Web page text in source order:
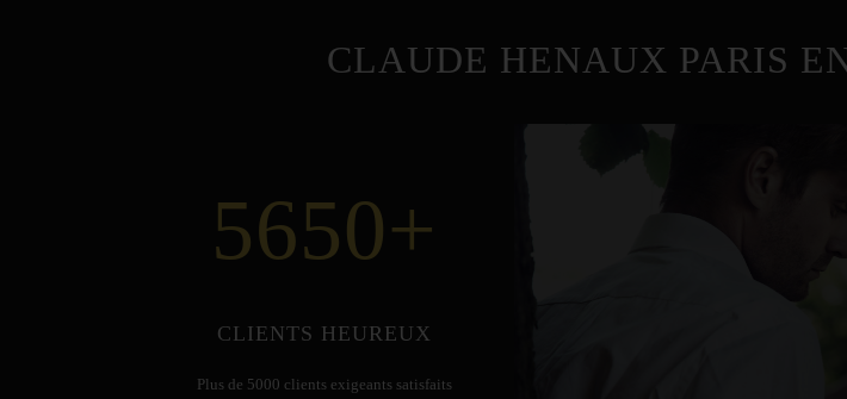
CLAUDE HENAUX PARIS
5650+
CLIENTS HEUREUX
Plus de 5000 clients exigeants satisfaits